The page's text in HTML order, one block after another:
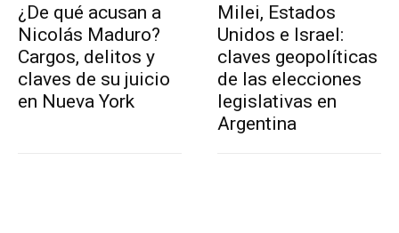
¿De qué acusan a
Nicolás Maduro?
Cargos, delitos y
claves de su juicio
en Nueva York
Milei, Estados
Unidos e Israel:
claves geopolíticas
de las elecciones
legislativas en
Argentina